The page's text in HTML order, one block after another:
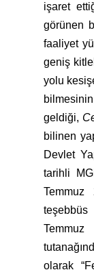
işaret
görünen
faaliyet
geniş
yolu
geldiği,
bilinen
Devlet
tarihli
Temmuz
olarak